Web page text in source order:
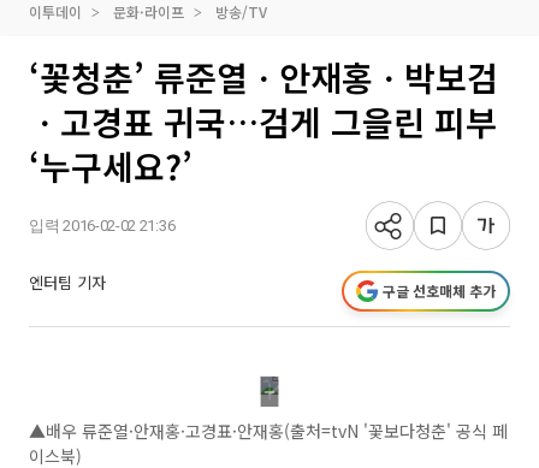
이투데이 문화·라이프 방송/TV
‘꽃청춘’ 류준열ㆍ안재홍ㆍ박보검
ㆍ고경표 귀국…검게 그을린 피부
‘누구세요?’
입력 2016-02-02 21:36
엔터팀 기자 구글 선호매체 추가
▲배우 류준열·안재홍·고경표·안재홍(출처=tvN '꽃보다청춘' 공식 페
이스북)